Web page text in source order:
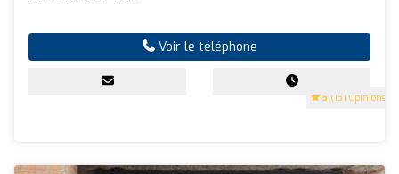
5 (131 Opinions)
Voir le téléphone